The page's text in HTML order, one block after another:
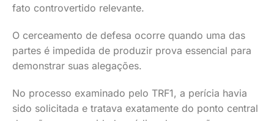
fato controvertido relevante.
O cerceamento de defesa ocorre quando uma das
partes é impedida de produzir prova essencial para
demonstrar suas alegações.
No processo examinado pelo TRF1, a perícia havia
sido solicitada e tratava exatamente do ponto central